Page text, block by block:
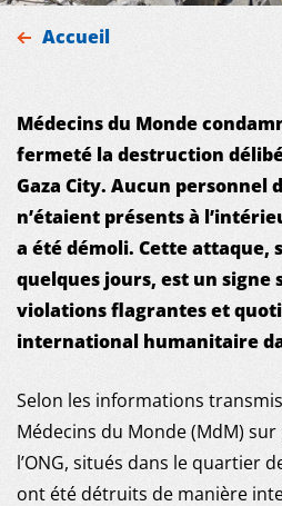
MDM
SUR LE TERRAIN
ACTUALITÉS
PUBLICATIONS
NOUS
NOUS
Accueil
Médecins du Monde
fermeté la destruction
Gaza City. Aucun personnel
n’étaient présents à
a été démoli. Cette attaque,
quelques jours, est un signe
violations flagrantes et
international humanitaire
Selon les informations
Médecins du Monde (MdM)
l’ONG, situés dans le quartier
ont été détruits de manière